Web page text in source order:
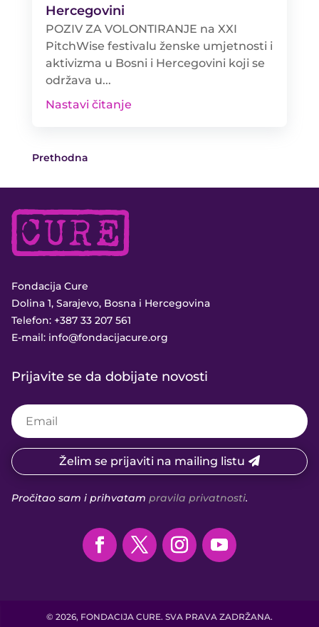
Hercegovini
POZIV ZA VOLONTIRANJE na XXI
PitchWise festivalu ženske umjetnosti i
aktivizma u Bosni i Hercegovini koji se
održava u...
Nastavi čitanje
Prethodna
Fondacija Cure
Dolina 1, Sarajevo, Bosna i Hercegovina
Telefon: +387 33 207 561
E-mail: info@fondacijacure.org
Prijavite se da dobijate novosti
Želim se prijaviti na mailing listu
Pročitao sam i prihvatam pravila privatnosti.
© 2026, FONDACIJA CURE. SVA PRAVA ZADRŽANA.